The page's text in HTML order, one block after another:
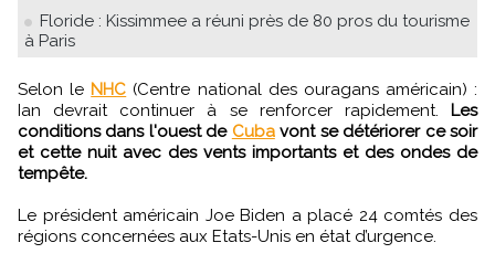
Floride : Kissimmee a réuni près de 80 pros du tourisme
à Paris
Selon le NHC (Centre national des ouragans américain) :
Ian devrait continuer à se renforcer rapidement.
Les
conditions dans l'ouest de Cuba vont se détériorer ce soir
et cette nuit avec des vents importants et des ondes de
tempête.
Le président américain Joe Biden a placé 24 comtés des
régions concernées aux Etats-Unis en état d’urgence.